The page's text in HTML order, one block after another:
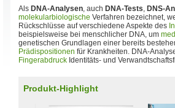
Als DNA-Analysen, auch DNA-Tests, DNS-
molekularbiologische Verfahren bezeichnet,
Rückschlüsse auf verschiedene Aspekte des
beispielsweise bei menschlicher DNA, um
genetischen Grundlagen einer bereits
Prädispositionen für Krankheiten. DNA-
Fingerabdruck Identitäts- und
Produkt-Highlight